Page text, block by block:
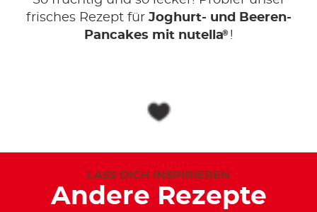
frisches Rezept für Joghurt- und Beeren-
Pancakes mit nutella® !
LASS DICH INSPIRIEREN
Andere Rezepte